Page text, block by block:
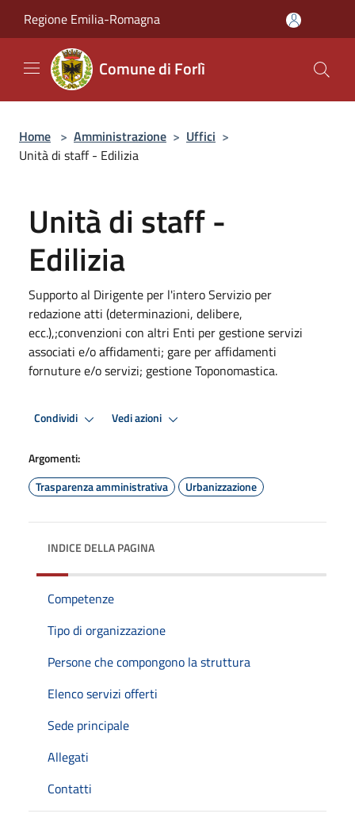
Regione Emilia-Romagna
Comune di Forlì
Home > Amministrazione > Uffici >
Unità di staff - Edilizia
Unità di staff -
Edilizia
Supporto al Dirigente per l'intero Servizio per
redazione atti (determinazioni, delibere,
ecc.),;convenzioni con altri Enti per gestione servizi
associati e/o affidamenti; gare per affidamenti
fornuture e/o servizi; gestione Toponomastica.
Condividi Vedi azioni
Argomenti:
Trasparenza amministrativa
Urbanizzazione
INDICE DELLA PAGINA
Competenze
Tipo di organizzazione
Persone che compongono la struttura
Elenco servizi offerti
Sede principale
Allegati
Contatti